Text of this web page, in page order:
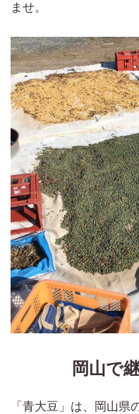
ませ。
岡山で
「青大豆」は、岡山